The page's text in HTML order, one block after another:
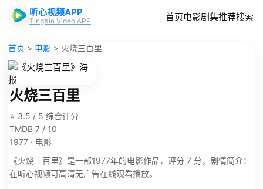
听心视频APP
TingXin Video APP 首页电影剧集推荐搜索
首页 > 电影 > 火烧三百里
火烧三百里
⭐ 3.5 / 5 综合评分
TMDB 7 / 10
1977 · 电影
《火烧三百里》是一部1977年的电影作品，评分 7 分，剧情简介：
在听心视频可高清无广告在线观看播放。